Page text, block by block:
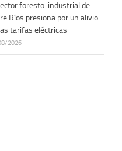
foresto-industrial de
Ríos presiona por un alivio
tarifas eléctricas
2026